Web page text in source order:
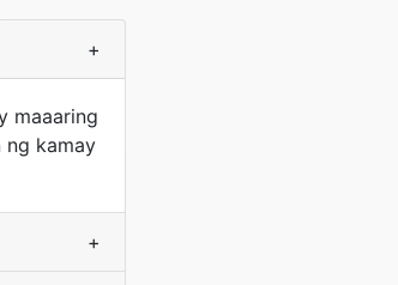
+
maaaring
ng kamay
+